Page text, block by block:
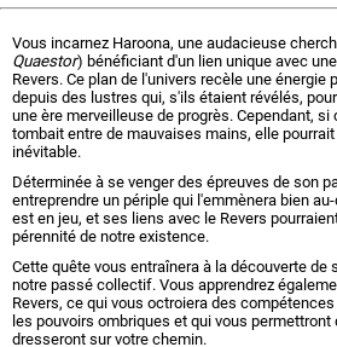
Vous incarnez Haroona, une audacieuse
Quaestor) bénéficiant d'un lien unique avec
Revers. Ce plan de l'univers recèle une énergie
depuis des lustres qui, s'ils étaient révélés,
une ère merveilleuse de progrès. Cependant,
tombait entre de mauvaises mains, elle
inévitable.
Déterminée à se venger des épreuves de son
entreprendre un périple qui l'emmènera bien
est en jeu, et ses liens avec le Revers
pérennité de notre existence.
Cette quête vous entraînera à la découverte
notre passé collectif. Vous apprendrez
Revers, ce qui vous octroiera des
les pouvoirs ombriques et qui vous
dresseront sur votre chemin.